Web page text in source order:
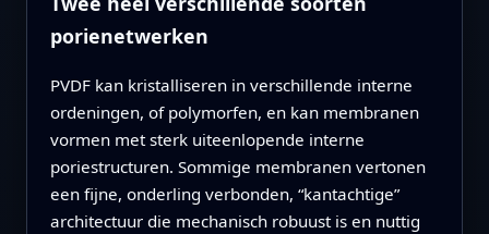
porienetwerken
PVDF kan kristalliseren in verschillende interne
ordeningen, of polymorfen, en kan membranen
vormen met sterk uiteenlopende interne
poriestructuren. Sommige membranen vertonen
een fijne, onderling verbonden, “kantachtige”
architectuur die mechanisch robuust is en nuttig